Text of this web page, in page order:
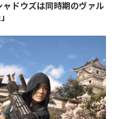
ャドウズは同時期のヴァル